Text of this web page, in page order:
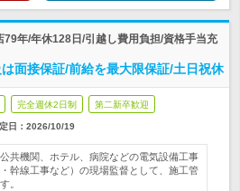
年/年休128日/引越し費用負担/資格手当充
は面接保証/前給を最大限保証/土日祝休
完全週休2日制 第二新卒歓迎
日： 2026/10/19
公共機関、ホテル、病院などの電気設備工事
・幹線工事など）の現場監督として、施工管
。